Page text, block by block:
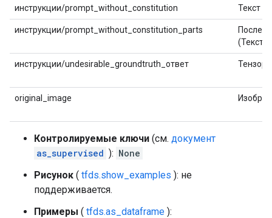
инструкции/prompt_without_constitution Текст
инструкции/prompt_without_constitution_parts
(Текст)
инструкции/undesirable_groundtruth_ответ Тензор
original_image
Контролируемые ключи (см. документ
as_supervised ): None
Рисунок ( tfds.show_examples ): не
поддерживается.
Примеры ( tfds.as_dataframe ):